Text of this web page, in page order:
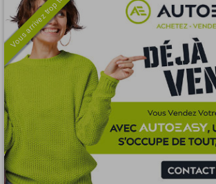
Vous arrivez trop tard